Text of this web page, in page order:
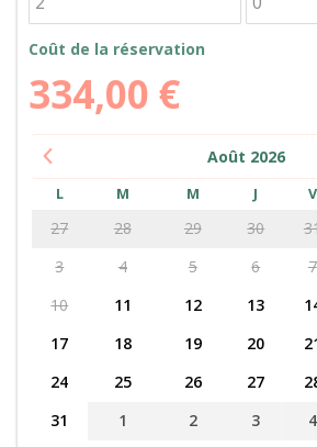
Coût de la réservation
334,00 €
Août 2026
L M M J V
27 28 29 30
3
4 5 6 7
10
11 12 13
17
18 19 20
24
25 26 27
31
1 2 3 4